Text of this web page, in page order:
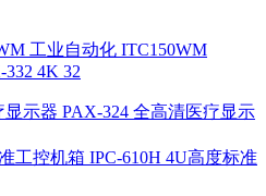
工业自动化 ITC150WM
332 4K 32
PAX-324 全高清医疗显示
IPC-610H 4U高度标准